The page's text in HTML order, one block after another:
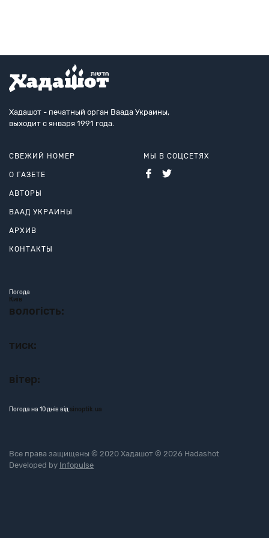
Хадашот - печатный орган Ваада Украины,
выходит с января 1991 года.
СВЕЖИЙ НОМЕР
О ГАЗЕТЕ
АВТОРЫ
ВААД УКРАИНЫ
АРХИВ
КОНТАКТЫ
МЫ В СОЦСЕТЯХ
Погода
Київ
вологість:
тиск:
вітер:
Погода на 10 днів від sinoptik.ua
Все права защищены © 2020 Хадашот © 2026 Hadashot
Developed by Infopulse